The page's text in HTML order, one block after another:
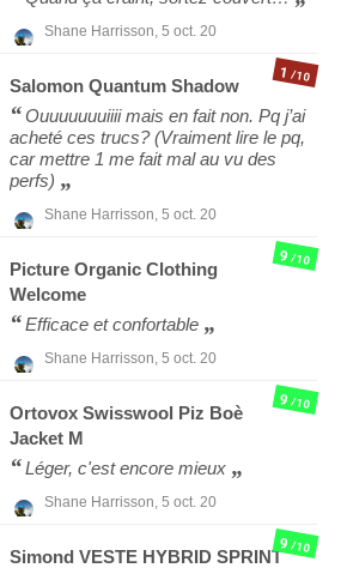
Shane Harrisson, 5 oct. 20
Salomon Quantum Shadow
Ouuuuuuuiiii mais en fait non. Pq j’ai
acheté ces trucs? (Vraiment lire le pq,
car mettre 1 me fait mal au vu des
perfs)
Shane Harrisson, 5 oct. 20
1/10
Picture Organic Clothing
Welcome
Efficace et confortable
Shane Harrisson, 5 oct. 20
9/10
Ortovox Swisswool Piz Boè
Jacket M
Léger, c'est encore mieux
Shane Harrisson, 5 oct. 20
9/10
Simond VESTE HYBRID SPRINT
9/10